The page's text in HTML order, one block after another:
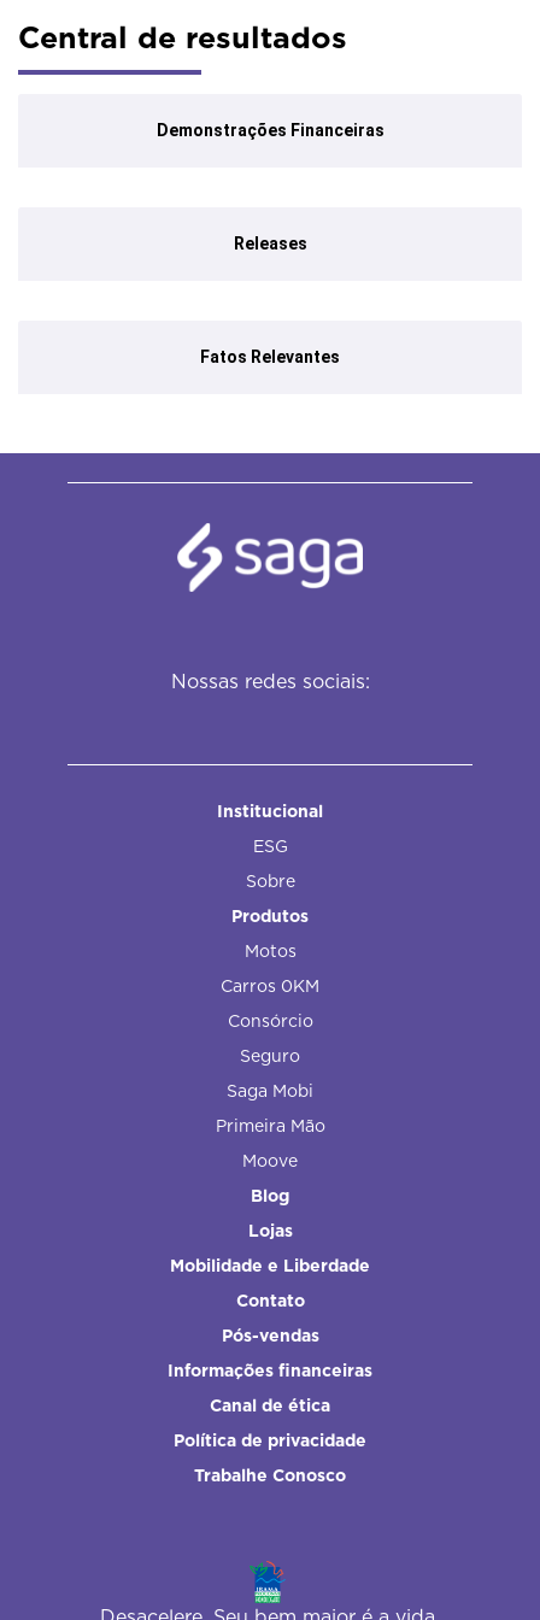
Central de resultados
Demonstrações Financeiras
Releases
Fatos Relevantes
Nossas redes sociais:
Institucional
ESG
Sobre
Produtos
Motos
Carros 0KM
Consórcio
Seguro
Saga Mobi
Primeira Mão
Moove
Blog
Lojas
Mobilidade e Liberdade
Contato
Pós-vendas
Informações financeiras
Canal de ética
Política de privacidade
Trabalhe Conosco